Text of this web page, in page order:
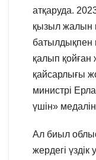
атқаруда.
қызыл жалын
батылдықпен
қалып қойған
қайсарлығы
министрі
үшін»
Ал биыл
жердегі үздік